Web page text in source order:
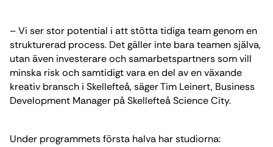
– Vi ser stor potential i att stötta tidiga team genom en
strukturerad process. Det gäller inte bara teamen själva,
utan även investerare och samarbetspartners som vill
minska risk och samtidigt vara en del av en växande
kreativ bransch i Skellefteå, säger Tim Leinert, Business
Development Manager på Skellefteå Science City.
Under programmets första halva har studiorna: